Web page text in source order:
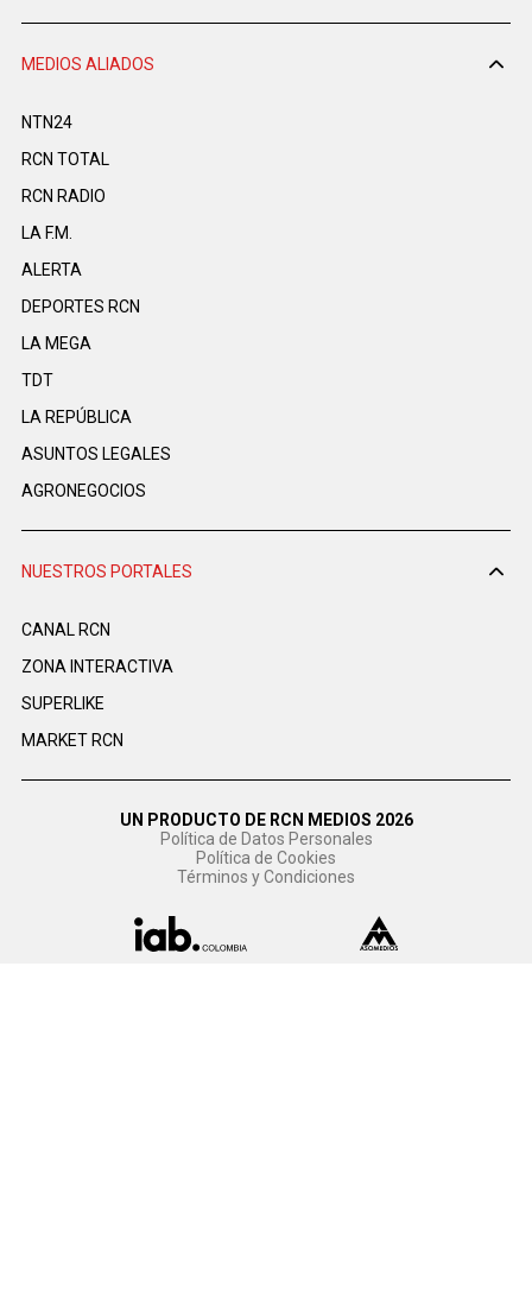
MEDIOS ALIADOS
NTN24
RCN TOTAL
RCN RADIO
LA F.M.
ALERTA
DEPORTES RCN
LA MEGA
TDT
LA REPÚBLICA
ASUNTOS LEGALES
AGRONEGOCIOS
NUESTROS PORTALES
CANAL RCN
ZONA INTERACTIVA
SUPERLIKE
MARKET RCN
UN PRODUCTO DE RCN MEDIOS 2026
Política de Datos Personales
Política de Cookies
Términos y Condiciones